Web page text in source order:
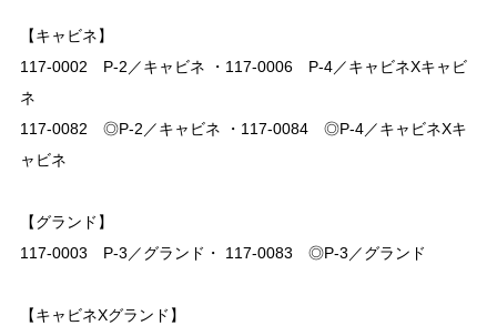
【キャビネ】
117-0002 P-2／キャビネ ・117-0006 P-4／キャビネXキャビ
ネ
117-0082 ◎P-2／キャビネ ・117-0084 ◎P-4／キャビネXキ
ャビネ
【グランド】
117-0003 P-3／グランド・ 117-0083 ◎P-3／グランド
【キャビネXグランド】